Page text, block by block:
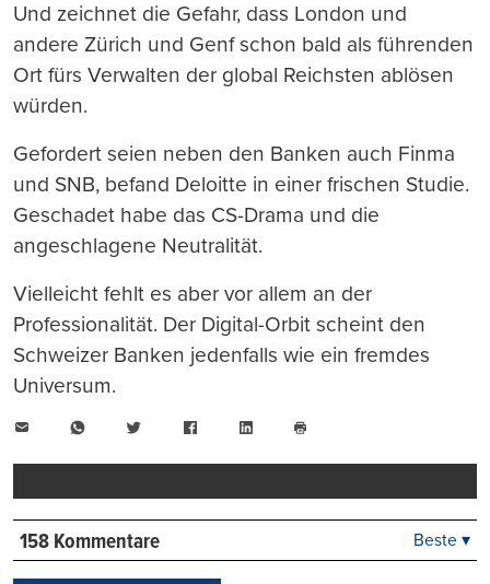
Und zeichnet die Gefahr, dass London und
andere Zürich und Genf schon bald als führenden
Ort fürs Verwalten der global Reichsten ablösen
würden.
Gefordert seien neben den Banken auch Finma
und SNB, befand Deloitte in einer frischen Studie.
Geschadet habe das CS-Drama und die
angeschlagene Neutralität.
Vielleicht fehlt es aber vor allem an der
Professionalität. Der Digital-Orbit scheint den
Schweizer Banken jedenfalls wie ein fremdes
Universum.
WhatsAppTwitter FacebookLinkedIn
drucken
158 Kommentare Beste ▾